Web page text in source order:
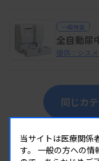
一般検査
全自動尿
提供：シス
同じカ
当サイトは医療関係
す。 一般の方への情